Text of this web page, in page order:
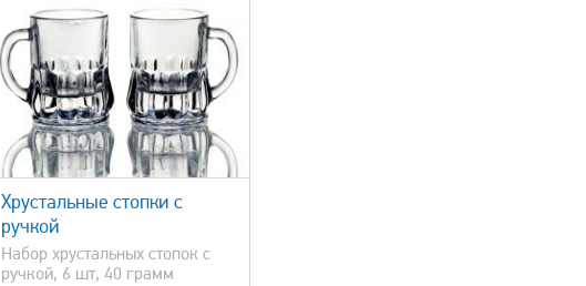
Хрустальные стопки с
ручкой
Набор хрустальных стопок с
ручкой, 6 шт, 40 грамм